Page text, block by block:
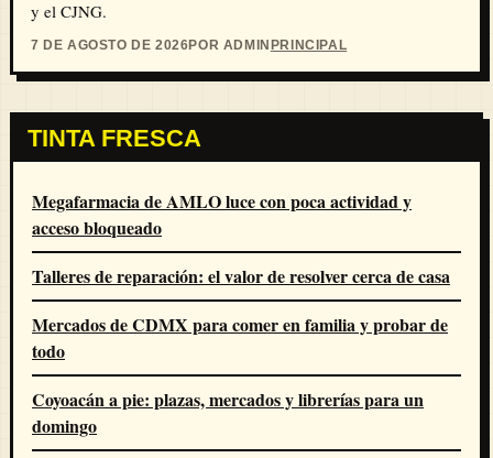
y el CJNG.
7 DE AGOSTO DE 2026POR ADMINPRINCIPAL
TINTA FRESCA
Megafarmacia de AMLO luce con poca actividad y
acceso bloqueado
Talleres de reparación: el valor de resolver cerca de casa
Mercados de CDMX para comer en familia y probar de
todo
Coyoacán a pie: plazas, mercados y librerías para un
domingo